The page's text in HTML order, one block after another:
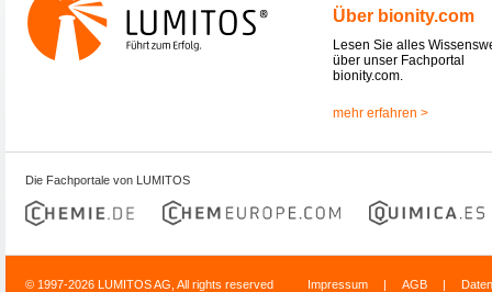
Über bionity.com
Lesen Sie alles
über unser Fachportal
bionity.com.
mehr erfahren >
Die Fachportale von LUMITOS
© 1997-2026 LUMITOS AG, All rights reserved Impressum | AGB |